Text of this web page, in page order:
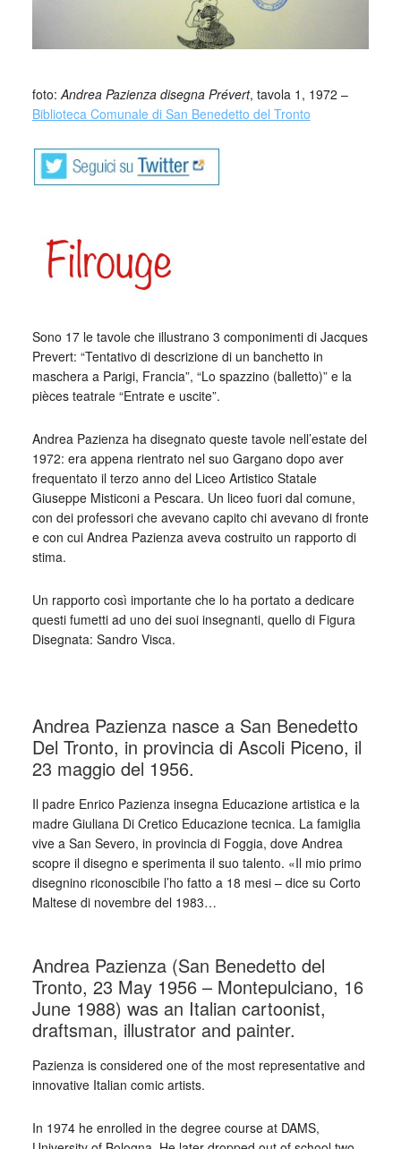
foto: Andrea Pazienza disegna Prévert, tavola 1, 1972 –
Biblioteca Comunale di San Benedetto del Tronto
Sono 17 le tavole che illustrano 3 componimenti di Jacques
Prevert: “Tentativo di descrizione di un banchetto in
maschera a Parigi, Francia”, “Lo spazzino (balletto)” e la
pièces teatrale “Entrate e uscite”.
Andrea Pazienza ha disegnato queste tavole nell’estate del
1972: era appena rientrato nel suo Gargano dopo aver
frequentato il terzo anno del Liceo Artistico Statale
Giuseppe Misticoni a Pescara. Un liceo fuori dal comune,
con dei professori che avevano capito chi avevano di fronte
e con cui Andrea Pazienza aveva costruito un rapporto di
stima.
Un rapporto così importante che lo ha portato a dedicare
questi fumetti ad uno dei suoi insegnanti, quello di Figura
Disegnata: Sandro Visca.
Andrea Pazienza nasce a San Benedetto
Del Tronto, in provincia di Ascoli Piceno, il
23 maggio del 1956.
Il padre Enrico Pazienza insegna Educazione artistica e la
madre Giuliana Di Cretico Educazione tecnica. La famiglia
vive a San Severo, in provincia di Foggia, dove Andrea
scopre il disegno e sperimenta il suo talento. «Il mio primo
disegnino riconoscibile l’ho fatto a 18 mesi – dice su Corto
Maltese di novembre del 1983…
Andrea Pazienza (San Benedetto del
Tronto, 23 May 1956 – Montepulciano, 16
June 1988) was an Italian cartoonist,
draftsman, illustrator and painter.
Pazienza is considered one of the most representative and
innovative Italian comic artists.
In 1974 he enrolled in the degree course at DAMS,